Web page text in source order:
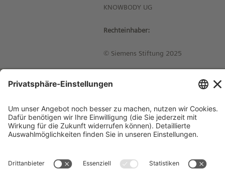
KNOWBODY UG
Rechteinhaber:
© Siemens Stiftung 2025
Impressum
Kontakt
Datenschutzhinweise